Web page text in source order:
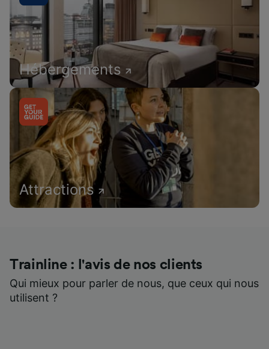
Hébergements
Attractions
Trainline : l'avis de nos clients
Qui mieux pour parler de nous, que ceux qui nous
utilisent ?